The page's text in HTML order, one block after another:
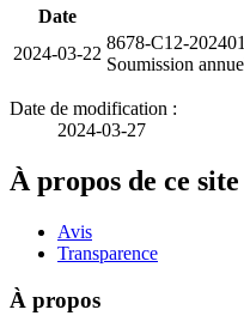
Date
2024-03-22
8678-C12-
Soumission
Date de modification :
2024-03-27
À propos de ce site
Avis
Transparence
À propos